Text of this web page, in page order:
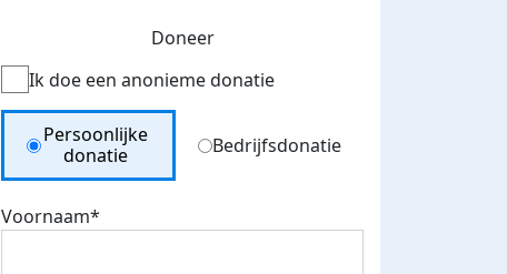
Doneer
Ik doe een anonieme donatie
Donation Type
Persoonlijke
donatie
Bedrijfsdonatie
Voornaam*